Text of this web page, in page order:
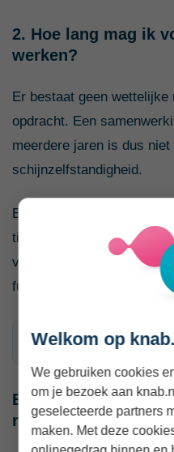
2. Hoe lang mag ik
werken?
Er bestaat geen
opdracht. Een
meerdere jaren is dus
schijnzelfstandigheid.
Een lange opdracht vraagt
tijdelijke specialistische
veranderen in
functie binnen de
Signalen bij een
Een
nodig
Welkom op
We gebruiken cookies
om je bezoek aan
geselecteerde partners
maken. Met deze